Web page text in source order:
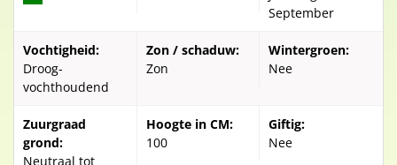
September
Vochtigheid:
Droog-
vochthoudend
Zon / schaduw:
Zon
Wintergroen:
Nee
Zuurgraad
grond:
Neutraal tot
Hoogte in CM:
100
Giftig:
Nee